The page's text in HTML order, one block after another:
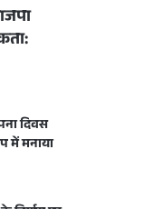
दिवस
में मनाया